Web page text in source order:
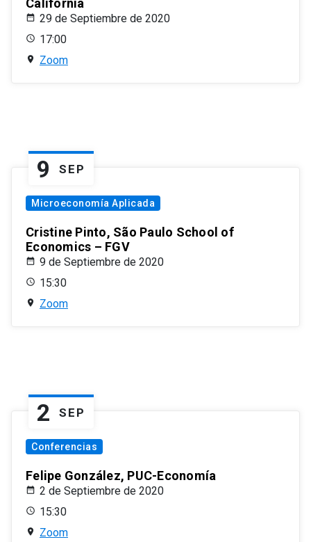
California
29 de Septiembre de 2020
17:00
Zoom
9 SEP
Microeconomía Aplicada
Cristine Pinto, São Paulo School of
Economics – FGV
9 de Septiembre de 2020
15:30
Zoom
2 SEP
Conferencias
Felipe González, PUC-Economía
2 de Septiembre de 2020
15:30
Zoom